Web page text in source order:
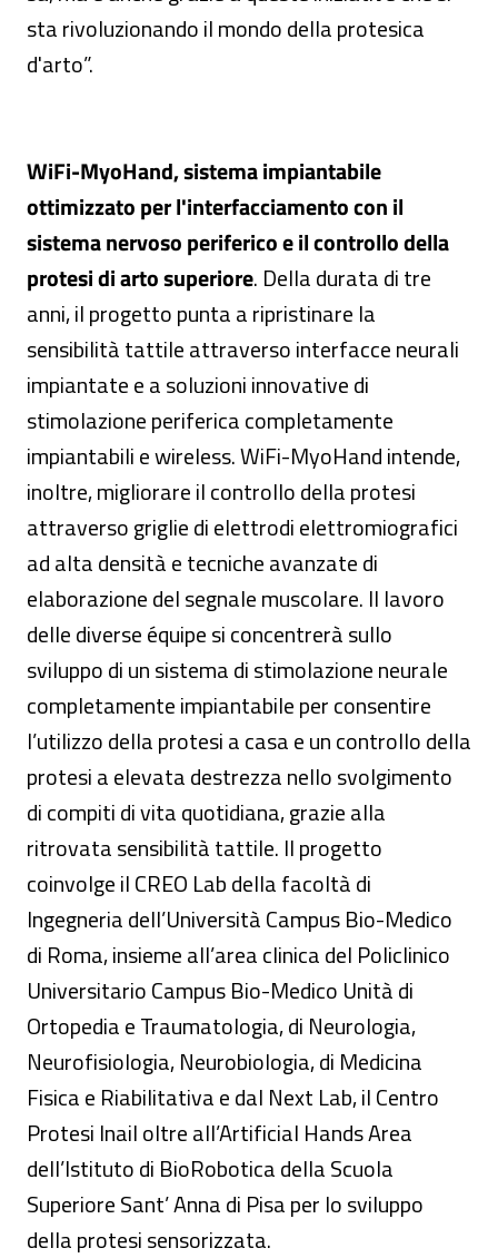
sta rivoluzionando il mondo della protesica
d'arto”.
WiFi-MyoHand, sistema impiantabile
ottimizzato per l'interfacciamento con il
sistema nervoso periferico e il controllo della
protesi di arto superiore. Della durata di tre
anni, il progetto punta a ripristinare la
sensibilità tattile attraverso interfacce neurali
impiantate e a soluzioni innovative di
stimolazione periferica completamente
impiantabili e wireless. WiFi-MyoHand intende,
inoltre, migliorare il controllo della protesi
attraverso griglie di elettrodi elettromiografici
ad alta densità e tecniche avanzate di
elaborazione del segnale muscolare. Il lavoro
delle diverse équipe si concentrerà sullo
sviluppo di un sistema di stimolazione neurale
completamente impiantabile per consentire
l’utilizzo della protesi a casa e un controllo della
protesi a elevata destrezza nello svolgimento
di compiti di vita quotidiana, grazie alla
ritrovata sensibilità tattile. Il progetto
coinvolge il CREO Lab della facoltà di
Ingegneria dell’Università Campus Bio-Medico
di Roma, insieme all’area clinica del Policlinico
Universitario Campus Bio-Medico Unità di
Ortopedia e Traumatologia, di Neurologia,
Neurofisiologia, Neurobiologia, di Medicina
Fisica e Riabilitativa e dal Next Lab, il Centro
Protesi Inail oltre all’Artificial Hands Area
dell’Istituto di BioRobotica della Scuola
Superiore Sant’ Anna di Pisa per lo sviluppo
della protesi sensorizzata.